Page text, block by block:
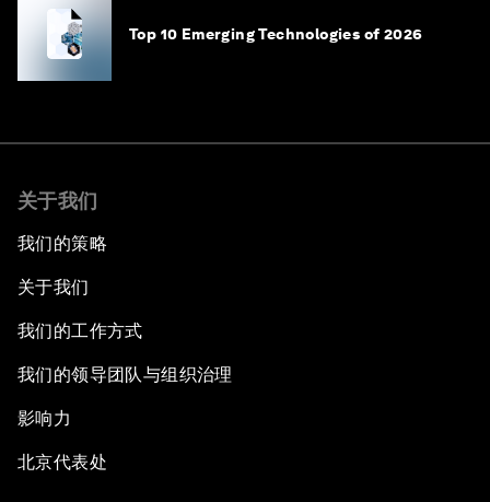
Top 10 Emerging Technologies of 2026
关于我们
我们的策略
关于我们
我们的工作方式
我们的领导团队与组织治理
影响力
北京代表处